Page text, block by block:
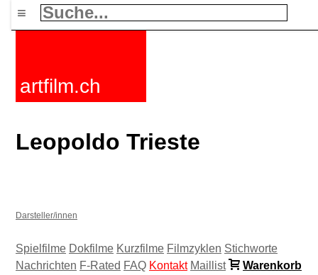
≡
artfilm.ch
Leopoldo Trieste
Darsteller/innen
Spielfilme Dokfilme Kurzfilme Filmzyklen Stichworte
Nachrichten F-Rated FAQ Kontakt Maillist
Warenkorb